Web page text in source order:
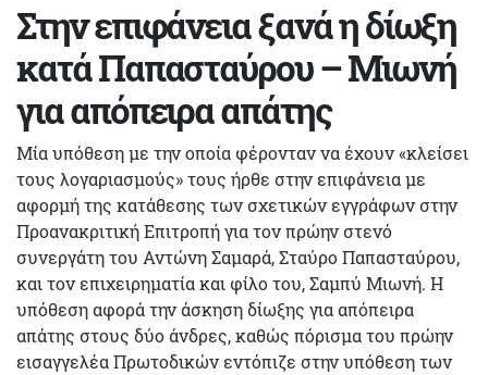
Στην επιφάνεια ξανά η δίωξη
κατά Παπασταύρου – Μιωνή
για απόπειρα απάτης
Μία υπόθεση με την οποία φέρονταν να έχουν «κλείσει
τους λογαριασμούς» τους ήρθε στην επιφάνεια με
αφορμή της κατάθεσης των σχετικών εγγράφων στην
Προανακριτική Επιτροπή για τον πρώην στενό
συνεργάτη του Αντώνη Σαμαρά, Σταύρο Παπασταύρου,
και τον επιχειρηματία και φίλο του, Σαμπύ Μιωνή. Η
υπόθεση αφορά την άσκηση δίωξης για απόπειρα
απάτης στους δύο άνδρες, καθώς πόρισμα του πρώην
εισαγγελέα Πρωτοδικών εντόπιζε στην υπόθεση των